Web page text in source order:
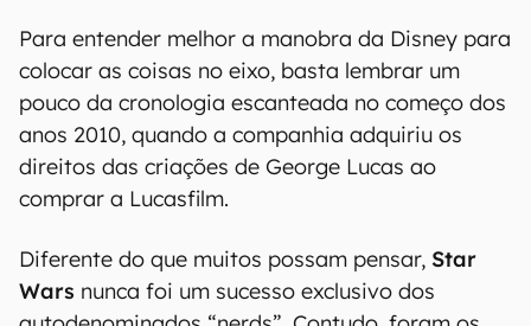
Para entender melhor a manobra da Disney para
colocar as coisas no eixo, basta lembrar um
pouco da cronologia escanteada no começo dos
anos 2010, quando a companhia adquiriu os
direitos das criações de George Lucas ao
comprar a Lucasfilm.
Diferente do que muitos possam pensar, Star
Wars nunca foi um sucesso exclusivo dos